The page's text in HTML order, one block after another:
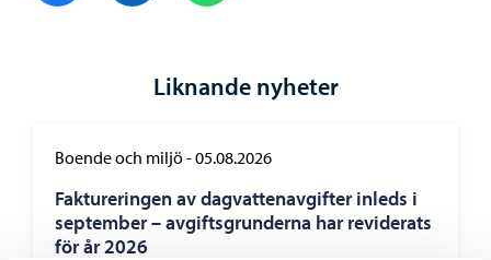
Liknande nyheter
Boende och miljö-05.08.2026
Faktureringen av dagvattenavgifter inleds i
september – avgiftsgrunderna har reviderats
för år 2026